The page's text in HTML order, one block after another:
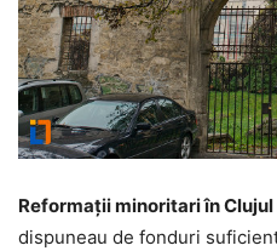
Reformaţii minoritari în
dispuneau de fonduri